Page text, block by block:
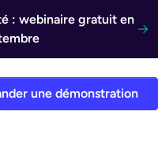
: webinaire gratuit en
une démonstration